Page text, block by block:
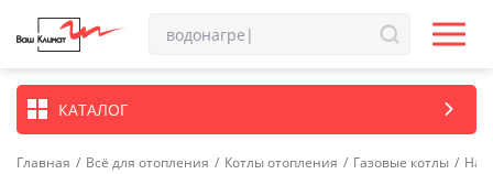
КАТАЛОГ
Главная / Всё для отопления / Котлы отопления / Газовые котлы /